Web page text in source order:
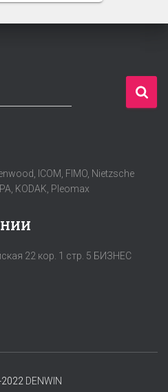
ICOM, FIMO, Nietzsche
KODAK, Pleomax
22 кор. 1 стр. 5 БИЗНЕС
DENWIN